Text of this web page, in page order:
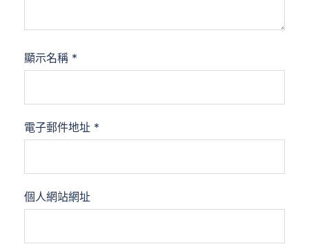
顯示名稱 *
電子郵件地址 *
個人網站網址